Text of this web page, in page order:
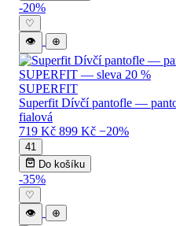
-20%
♡
👁
⊕
SUPERFIT
Superfit Dívčí pantofle —
fialová
719 Kč 899 Kč −20%
41
Do košíku
-35%
♡
👁
⊕